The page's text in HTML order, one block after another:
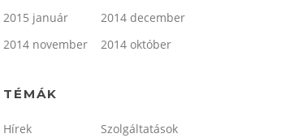
2015 január
2014 december
2014 november
2014 október
TÉMÁK
Hírek
Szolgáltatások